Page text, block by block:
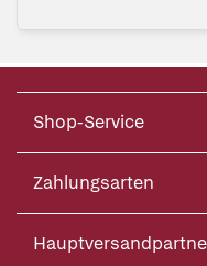
Shop-Service
Zahlungsarten